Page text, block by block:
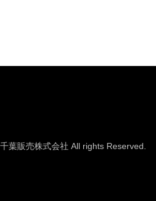
葉販売株式会社 All rights Reserved.